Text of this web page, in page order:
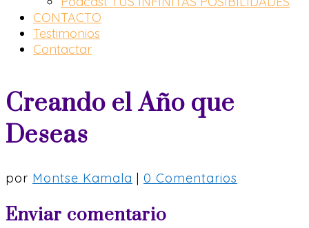
CONTACTO
Testimonios
Contactar
Creando el Año que
Deseas
por Montse Kamala | 0 Comentarios
Enviar comentario